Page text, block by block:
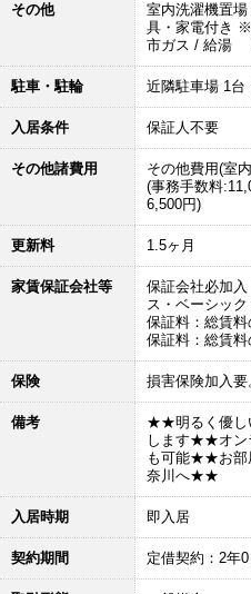
その他
室内洗濯機置
具・家電付き
市ガス / 給湯
駐車・駐輪 近隣駐車場 1
入居条件 保証人不要
その他諸費用
その他費用(室
(事務手数料
6,500円)
更新料 1.5ヶ月
家賃保証会社等
保証会社必加
ス・ベーシッ
保証料：総賃
保証料：総賃
保険 損害保険加入要
備考
★★明るく優し
します★★オン
も可能★★お部
奈川へ★★
入居時期 即入居
契約期間 定借契約：2年0